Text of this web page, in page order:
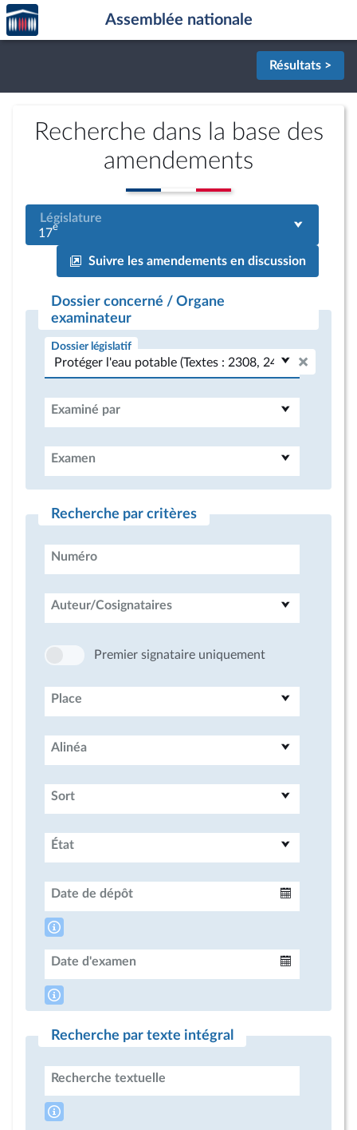
Aller au contenu
Aller en bas de la page
Accèder
à la
page
Assemblée nationale
Résultats >
Recherche dans la base des
amendements
Législature
17e
Suivre les amendements en discussion
Dossier concerné / Organe
examinateur
Dossier législatif
Examiné par
Examen
Recherche par critères
Numéro
Auteur/Cosignataires
Premier signataire uniquement
Place
Alinéa
Sort
État
Date de dépôt
Date d'examen
Recherche par texte intégral
Recherche textuelle